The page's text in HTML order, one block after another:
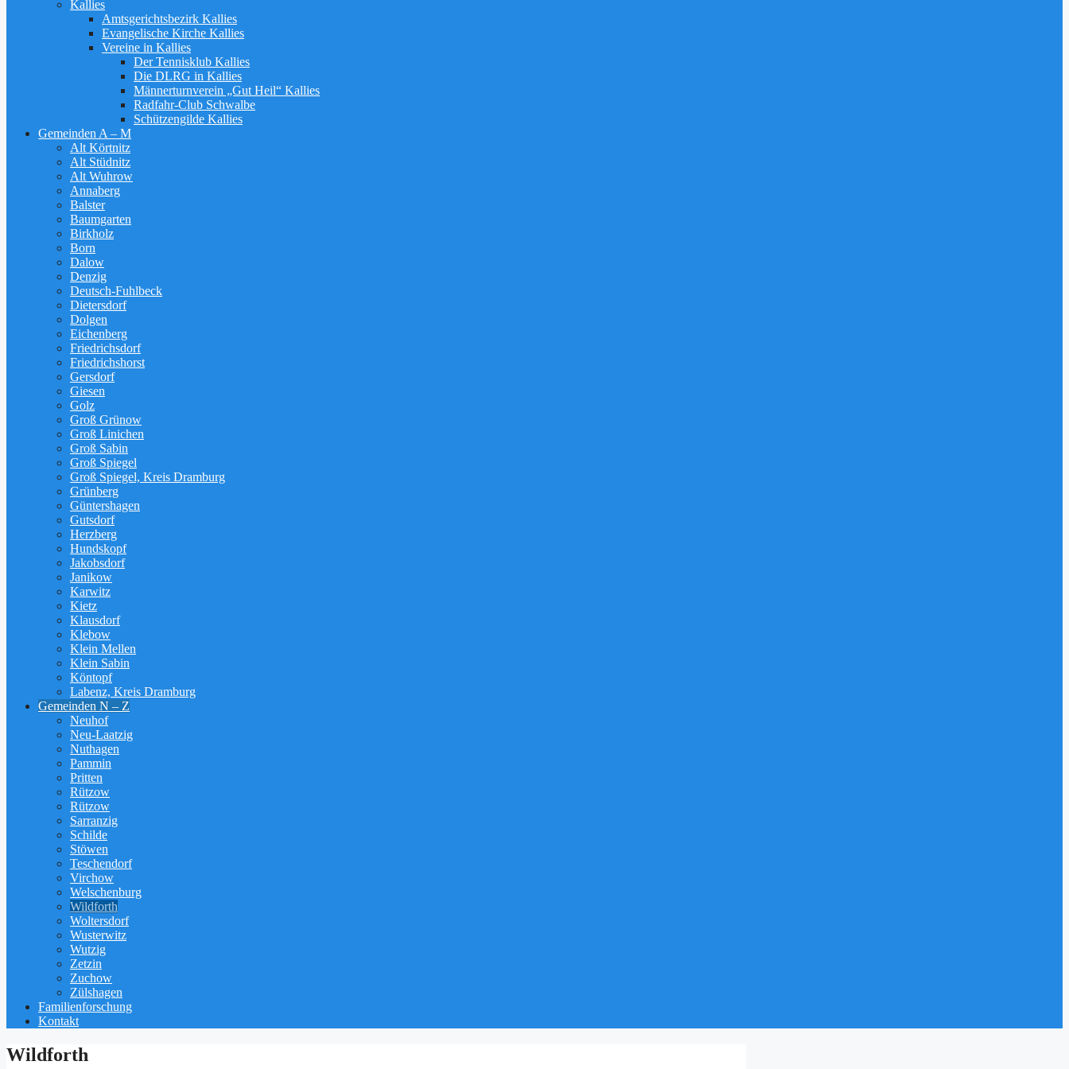
Kallies
Amtsgerichtsbezirk Kallies
Evangelische Kirche Kallies
Vereine in Kallies
Der Tennisklub Kallies
Die DLRG in Kallies
Männerturnverein „Gut Heil“ Kallies
Radfahr-Club Schwalbe
Schützengilde Kallies
Gemeinden A – M
Alt Körtnitz
Alt Stüdnitz
Alt Wuhrow
Annaberg
Balster
Baumgarten
Birkholz
Born
Dalow
Denzig
Deutsch-Fuhlbeck
Dietersdorf
Dolgen
Eichenberg
Friedrichsdorf
Friedrichshorst
Gersdorf
Giesen
Golz
Groß Grünow
Groß Linichen
Groß Sabin
Groß Spiegel
Groß Spiegel, Kreis Dramburg
Grünberg
Güntershagen
Gutsdorf
Herzberg
Hundskopf
Jakobsdorf
Janikow
Karwitz
Kietz
Klausdorf
Klebow
Klein Mellen
Klein Sabin
Köntopf
Labenz, Kreis Dramburg
Gemeinden N – Z
Neuhof
Neu-Laatzig
Nuthagen
Pammin
Pritten
Rützow
Rützow
Sarranzig
Schilde
Stöwen
Teschendorf
Virchow
Welschenburg
Wildforth
Woltersdorf
Wusterwitz
Wutzig
Zetzin
Zuchow
Zülshagen
Familienforschung
Kontakt
Wildforth